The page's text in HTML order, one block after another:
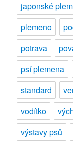
japonské
plemeno
potrava
psí plemena
standard
vodítko
výstavy psů